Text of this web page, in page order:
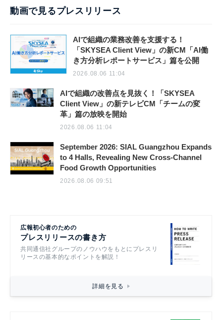
動画で見るプレスリリース
AIで組織の業務改善を支援する！
「SKYSEA Client View」の新CM「AI働
き方分析レポートサービス」篇を公開
2026.08.06 11:04
AIで組織の改善点を見抜く！「SKYSEA
Client View」の新テレビCM「チームの変
革」篇の放映を開始
2026.08.06 11:04
September 2026: SIAL Guangzhou Expands
to 4 Halls, Revealing New Cross-Channel
Food Growth Opportunities
2026.08.06 09:51
広報初心者のための
プレスリリースの書き方
共同通信社グループのノウハウをもとにプレスリ
リースの基本的なポイントを解説！
詳細を見る